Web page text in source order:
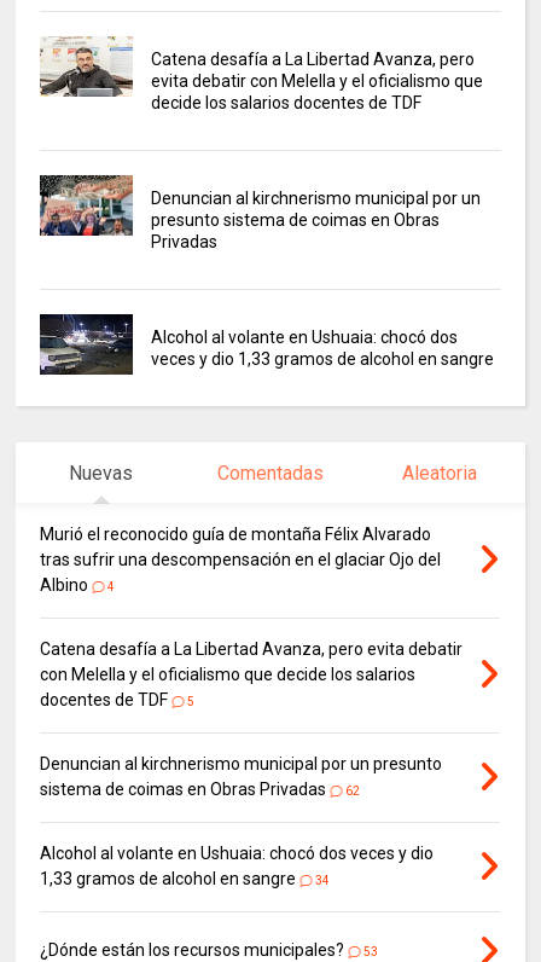
Catena desafía a La Libertad Avanza, pero
evita debatir con Melella y el oficialismo que
decide los salarios docentes de TDF
Denuncian al kirchnerismo municipal por un
presunto sistema de coimas en Obras
Privadas
Alcohol al volante en Ushuaia: chocó dos
veces y dio 1,33 gramos de alcohol en sangre
Nuevas Comentadas Aleatoria
Murió el reconocido guía de montaña Félix Alvarado
tras sufrir una descompensación en el glaciar Ojo del
Albino
4
Catena desafía a La Libertad Avanza, pero evita debatir
con Melella y el oficialismo que decide los salarios
docentes de TDF
5
Denuncian al kirchnerismo municipal por un presunto
sistema de coimas en Obras Privadas
62
Alcohol al volante en Ushuaia: chocó dos veces y dio
1,33 gramos de alcohol en sangre
34
¿Dónde están los recursos municipales? 53